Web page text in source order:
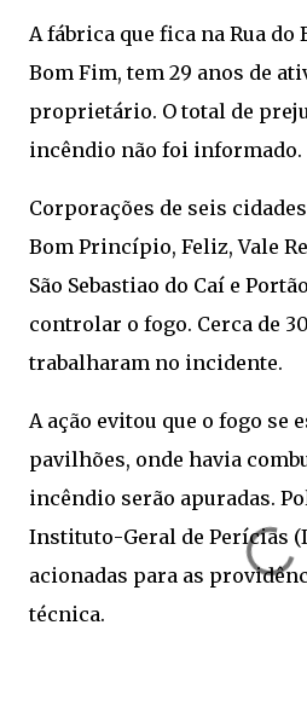
A fábrica que fica na Rua
Bom Fim, tem 29 anos de
proprietário. O total de
incêndio não foi informado.
Corporações de seis
Bom Princípio, Feliz, Vale
São Sebastiao do Caí e
controlar o fogo. Cerca de
trabalharam no incidente.
A ação evitou que o fogo se
pavilhões, onde havia
incêndio serão apuradas.
Instituto-Geral de Perícias
acionadas para as
técnica.